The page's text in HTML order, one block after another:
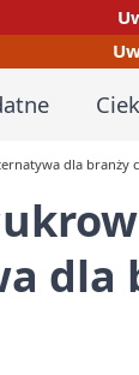
dla branży
dla